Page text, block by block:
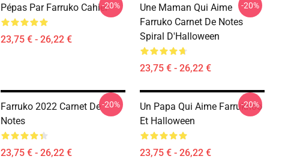
Pépas Par Farruko Cahier
23,75 € - 26,22 €
-20%
Une Maman Qui Aime
Farruko Carnet De Notes
Spiral D'Halloween
23,75 € - 26,22 €
-20%
Farruko 2022 Carnet De
Notes
23,75 € - 26,22 €
-20%
Un Papa Qui Aime Farrukhoo
Et Halloween
23,75 € - 26,22 €
-20%